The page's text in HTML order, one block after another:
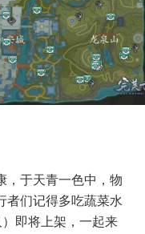
，于天青一色中，物
者们记得多吃蔬菜水
即将上架，一起来